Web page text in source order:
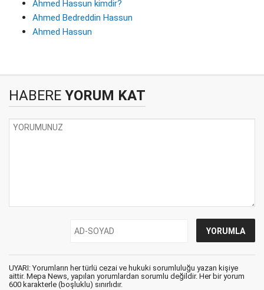
Ahmed Hassun kimdir?
Ahmed Bedreddin Hassun
Ahmed Hassun
HABERE YORUM KAT
UYARI: Yorumların her türlü cezai ve hukuki sorumluluğu yazan kişiye
aittir. Mepa News, yapılan yorumlardan sorumlu değildir. Her bir yorum
600 karakterle (boşluklu) sınırlıdır.